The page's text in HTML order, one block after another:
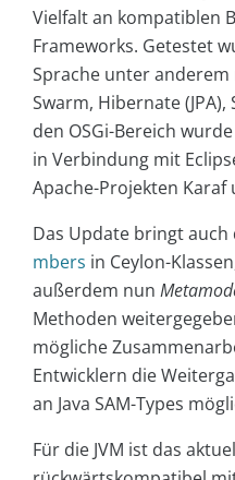
Vielfalt an kompatiblen
Frameworks. Getestet
Sprache unter anderem
Swarm, Hibernate
den OSGi-Bereich
in Verbindung mit
Apache-Projekten Karaf
Das Update bringt
mbers in Ceylon-
außerdem nun
Methoden
mögliche
Entwicklern die
an Java SAM-Types
Für die JVM ist das